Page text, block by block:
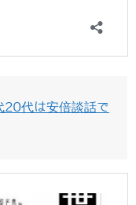
20代は安倍談話で